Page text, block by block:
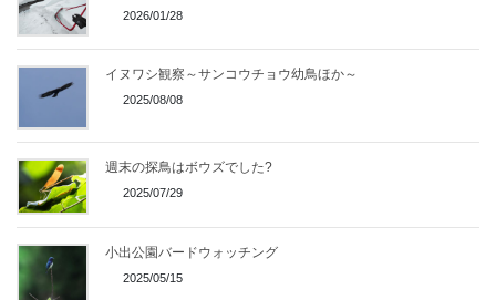
2026/01/28
イヌワシ観察～サンコウチョウ幼鳥ほか～
2025/08/08
週末の探鳥はボウズでした?
2025/07/29
小出公園バードウォッチング
2025/05/15